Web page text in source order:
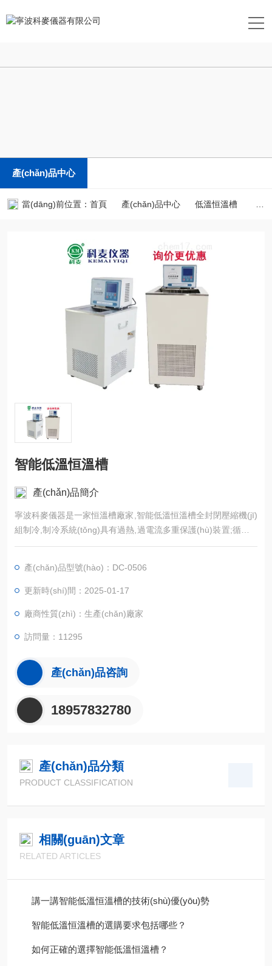
费,丰满人妻被黑人猛烈进入
產(chǎn)品中心
當(dāng)前位置： 首頁 產(chǎn)品中心 低溫恒溫槽
智能低溫恒溫槽
產(chǎn)品簡介
寧波科麥儀器是一家恒溫槽廠家,智能低溫恒溫槽全封閉壓縮機(jī)
組制冷,制冷系統(tǒng)具有過熱,過電流多重保護(hù)裝置;循環(h
uán)泵可以把槽內(nèi)被恒溫液體外引,建立第二恒溫場;槽內(nè
接進(jìn)行低溫,恒溫實(shí)驗(yàn).
產(chǎn)品型號(hào)：DC-0506
更新時(shí)間：2025-01-17
廠商性質(zhì)：生產(chǎn)廠家
訪問量：11295
產(chǎn)品咨詢
18957832780
產(chǎn)品分類
PRODUCT CLASSIFICATION
相關(guān)文章
RELATED ARTICLES
講一講智能低溫恒溫槽的技術(shù)優(yōu)勢
智能低溫恒溫槽的選購要求包括哪些？
如何正確的選擇智能低溫恒溫槽？